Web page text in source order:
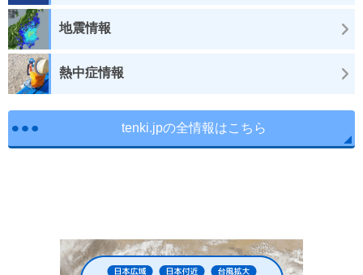
地震情報
熱中症情報
tenki.jpの全情報はこちら